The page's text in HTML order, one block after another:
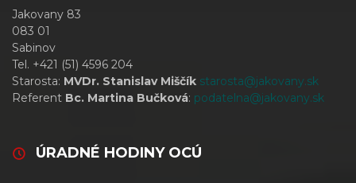
Jakovany 83
083 01
Sabinov
Tel. +421 (51) 4596 204
Starosta: MVDr. Stanislav Miščík starosta@jakovany.sk
Referent Bc. Martina Bučková: podatelna@jakovany.sk
ÚRADNÉ HODINY OCÚ